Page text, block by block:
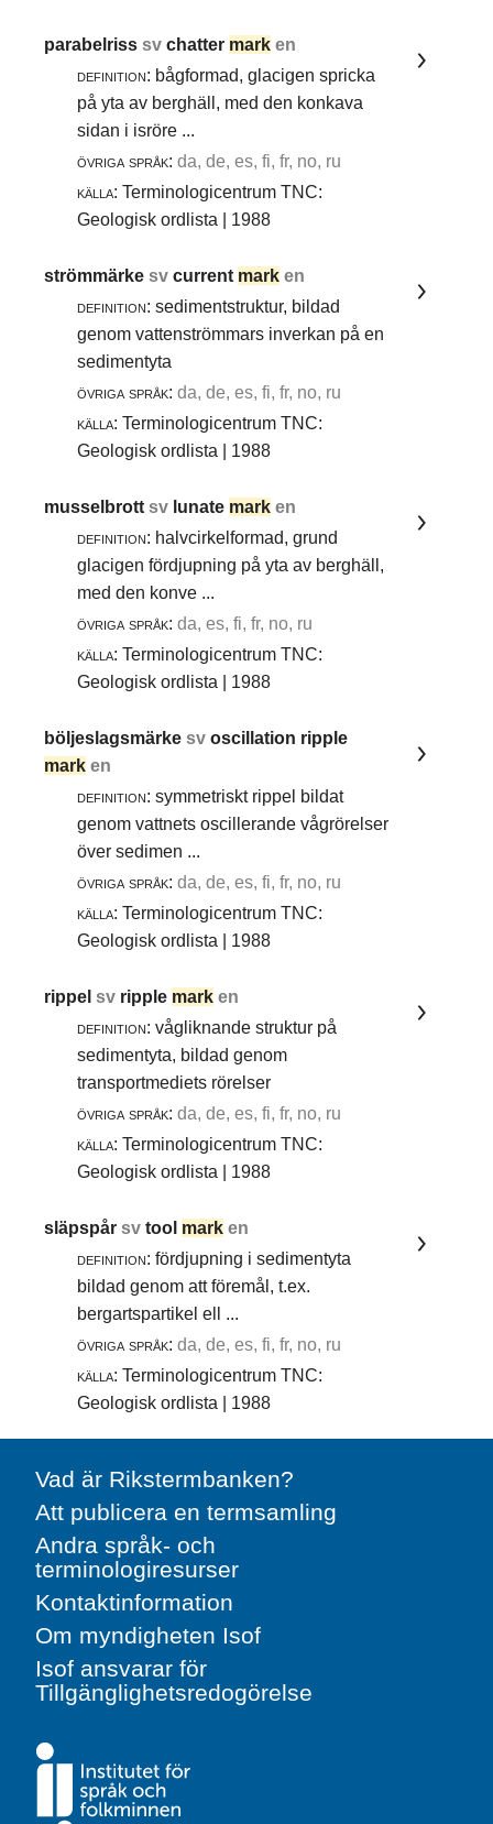
parabelrisssvchatter mark en
definition: bågformad, glacigen spricka
på yta av berghäll, med den konkava
sidan i isröre ...
övriga språk: da, de, es, fi, fr, no, ru
källa: Terminologicentrum TNC:
Geologisk ordlista | 1988
strömmärkesvcurrent mark en
definition: sedimentstruktur, bildad
genom vattenströmmars inverkan på en
sedimentyta
övriga språk: da, de, es, fi, fr, no, ru
källa: Terminologicentrum TNC:
Geologisk ordlista | 1988
musselbrottsv lunate mark en
definition: halvcirkelformad, grund
glacigen fördjupning på yta av berghäll,
med den konve ...
övriga språk: da, es, fi, fr, no, ru
källa: Terminologicentrum TNC:
Geologisk ordlista | 1988
böljeslagsmärkesvoscillation ripple
mark en
definition: symmetriskt rippel bildat
genom vattnets oscillerande vågrörelser
över sedimen ...
övriga språk: da, de, es, fi, fr, no, ru
källa: Terminologicentrum TNC:
Geologisk ordlista | 1988
rippelsv ripple mark en
definition: vågliknande struktur på
sedimentyta, bildad genom
transportmediets rörelser
övriga språk: da, de, es, fi, fr, no, ru
källa: Terminologicentrum TNC:
Geologisk ordlista | 1988
släpspårsvtool mark en
definition: fördjupning i sedimentyta
bildad genom att föremål, t.ex.
bergartspartikel ell ...
övriga språk: da, de, es, fi, fr, no, ru
källa: Terminologicentrum TNC:
Geologisk ordlista | 1988
Vad är Rikstermbanken?
Att publicera en termsamling
Andra språk- och
terminologiresurser
Kontaktinformation
Om myndigheten Isof
Isof ansvarar för
Tillgänglighetsredogörelse